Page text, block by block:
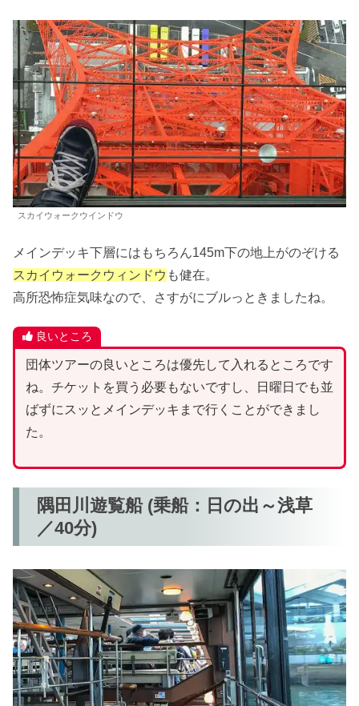
スカイウォークウインドウ
メインデッキ下層にはもちろん145m下の地上がのぞける
スカイウォークウィンドウ も健在。
高所恐怖症気味なので、さすがにブルっときましたね。
良いところ
団体ツアーの良いところは優先して入れるところです
ね。チケットを買う必要もないですし、日曜日でも並
ばずにスッとメインデッキまで行くことができまし
た。
隅田川遊覧船 (乗船：日の出～浅草
／40分)